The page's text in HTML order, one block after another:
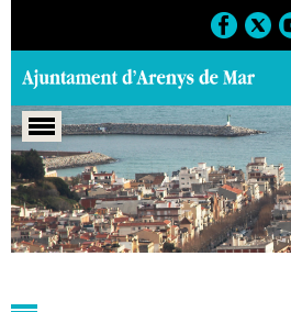
Portada > Agenda > 06-02-
2015 > Marcs > Culturals > 2015 >